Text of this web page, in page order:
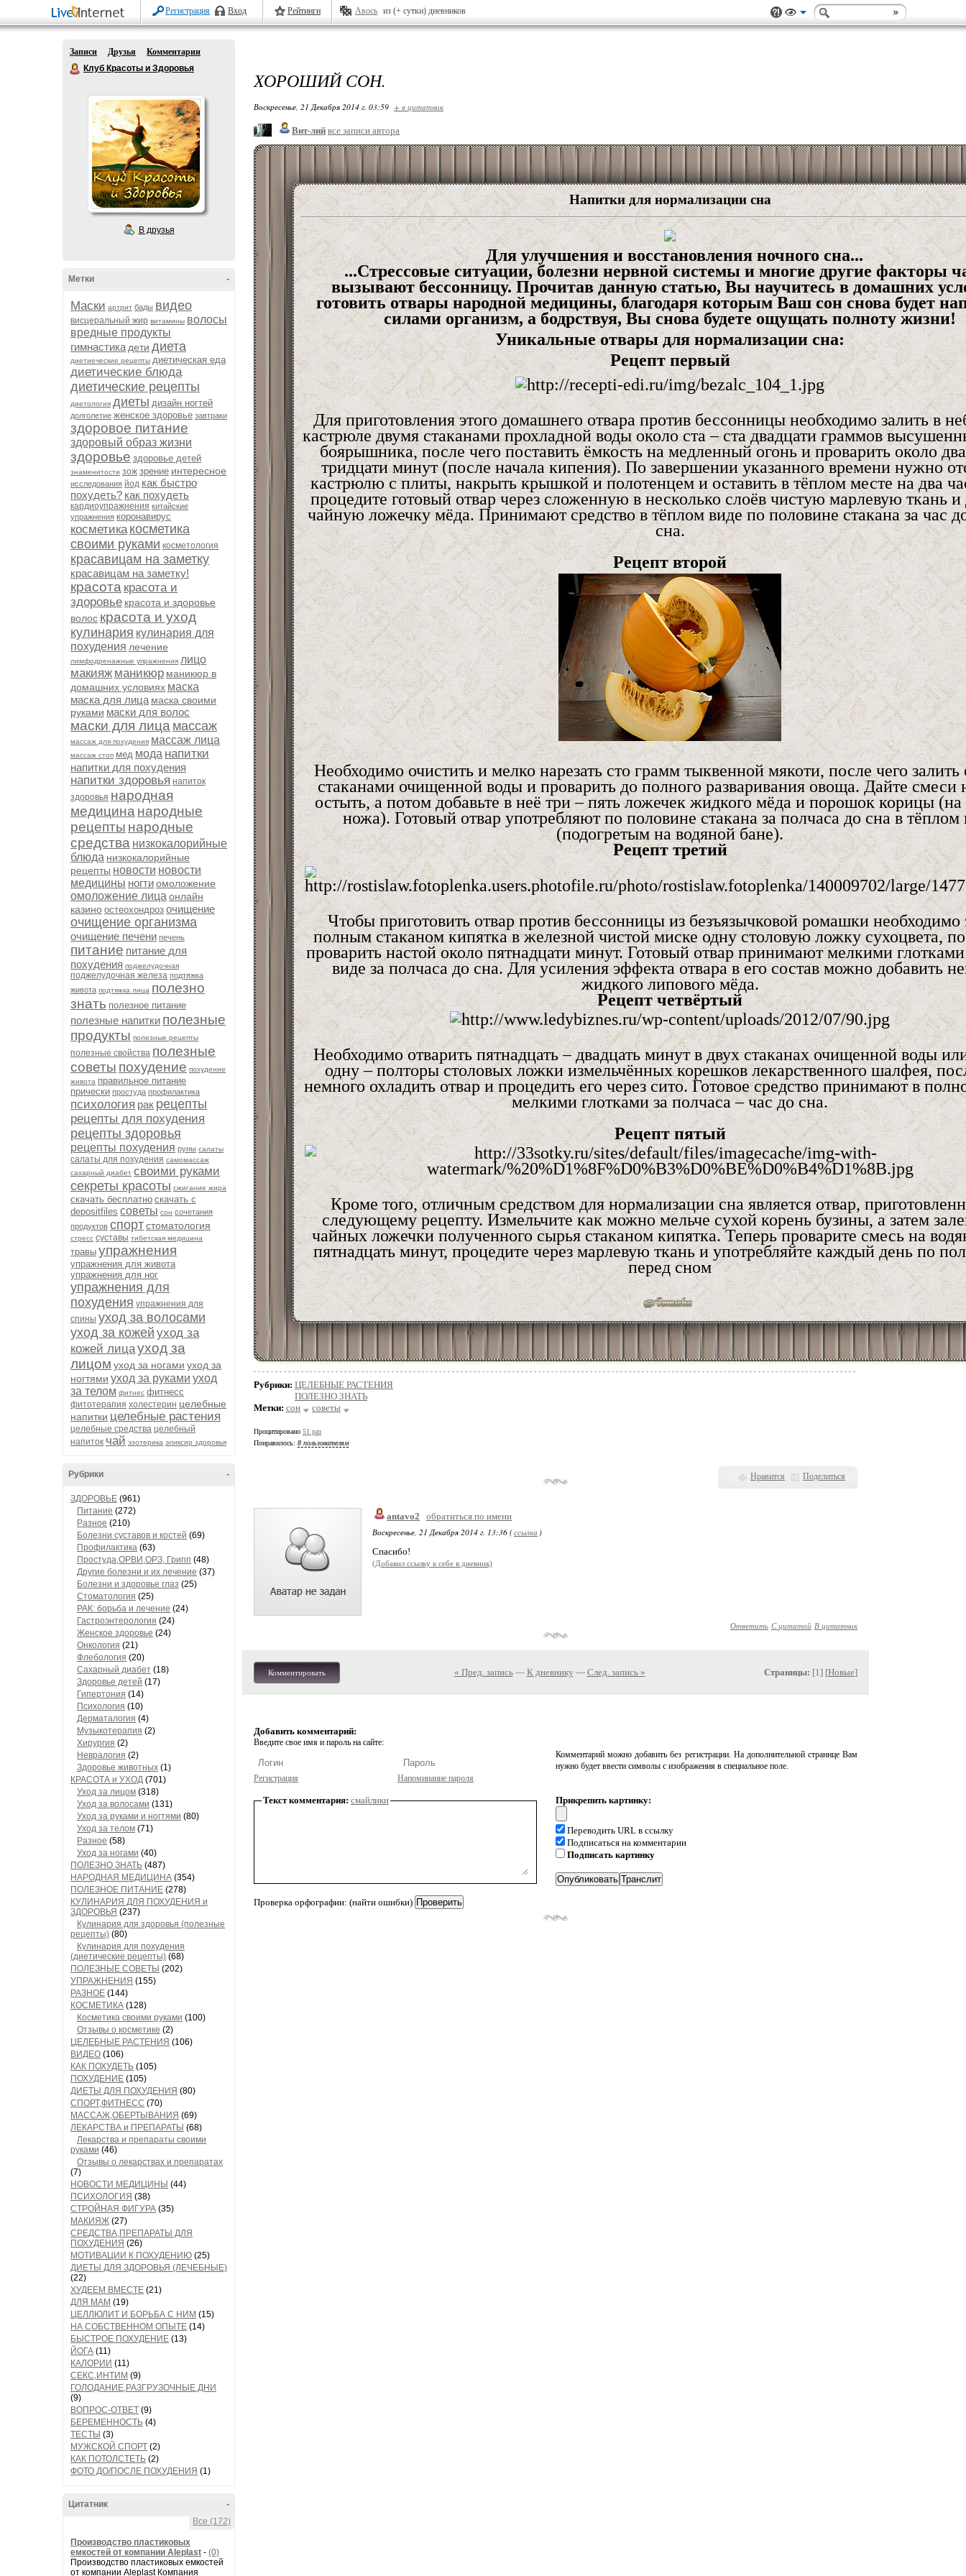
Регистрация Вход Рейтинги Авось из (+ сутки) дневников
Записи Друзья
Комментарии
Клуб Красоты и Здоровья
В друзья
-
Метки
Маски артрит бады видео
висцеральный жир витамины волосы
вредные продукты
гимнастика дети диета
диетиеческие рецепты диетическая еда
диетические блюда
диетические рецепты
диетология диеты дизайн ногтей
долголетие женское здоровье завтраки
здоровое питание
здоровый образ жизни
здоровье здоровье детей
знаменитости зож зрение интересное
исследования йод как быстро
похудеть? как похудеть
кардиоупражнения китайские
упражнения коронавирус
косметика косметика
своими руками косметология
красавицам на заметку
красавицам на заметку!
красота красота и
здоровье красота и здоровье
волос красота и уход
кулинария кулинария для
похудения лечение
лимфодренажные упражнения лицо
макияж маникюр маникюр в
домашних условиях маска
маска для лица маска своими
руками маски для волос
маски для лица массаж
массаж для похудения массаж лица
массаж стоп мед мода напитки
напитки для похудения
напитки здоровья напиток
здоровья народная
медицина народные
рецепты народные
средства низкокалорийные
блюда низкокалорийные
рецепты новости новости
медицины ногтиомоложение
омоложение лица онлайн
казино остеохондроз очищение
очищение организма
очищение печени печень
питание питание для
похудения поджелудочная
поджелудочная железа подтяжка
живота подтяжка лица полезно
знать полезное питание
полезные напитки полезные
продукты полезные рецепты
полезные свойства полезные
советы похудение похудение
живота правильное питание
прически простуда профилактика
психология рак рецепты
рецепты для похудения
рецепты здоровья
рецепты похудения руны салаты
салаты для похудения самомассаж
сахарный диабет своими руками
секреты красоты сжигание жира
скачать бесплатно скачать с
depositfiles советы сон сочетания
продуктов спортстоматология
стресс суставы тибетская медицина
травы упражнения
упражнения для живота
упражнения для ног
упражнения для
похудения упражнения для
спины уход за волосами
уход за кожей уход за
кожей лицауход за
лицом уход за ногами уход за
ногтями уход за руками уход
за телом фитнес фитнесс
фитотерапия холестерин целебные
напитки целебные растения
целебные средства целебный
напиток чай эзотерика эликсир здоровья
-
Рубрики
ЗДОРОВЬЕ (961)
Питание (272)
Разное (210)
Болезни суставов и костей (69)
Профилактика (63)
Простуда,ОРВИ,ОРЗ, Грипп (48)
Другие болезни и их лечение (37)
Болезни и здоровье глаз (25)
Стоматология (25)
РАК: борьба и лечение (24)
Гастроэнтерология (24)
Женское здоровье (24)
Онкология (21)
Флебология (20)
Сахарный диабет (18)
Здоровье детей (17)
Гипертония (14)
Психология (10)
Дерматалогия (4)
Музыкотерапия (2)
Хирургия (2)
Невралогия (2)
Здоровье животных (1)
КРАСОТА и УХОД (701)
Уход за лицом (318)
Уход за волосами (131)
Уход за руками и ногтями (80)
Уход за телом (71)
Разное (58)
Уход за ногами (40)
ПОЛЕЗНО ЗНАТЬ (487)
НАРОДНАЯ МЕДИЦИНА (354)
ПОЛЕЗНОЕ ПИТАНИЕ (278)
КУЛИНАРИЯ ДЛЯ ПОХУДЕНИЯ и
ЗДОРОВЬЯ (237)
Кулинария для здоровья (полезные
рецепты) (80)
Кулинария для похудения
(диетические рецепты) (68)
ПОЛЕЗНЫЕ СОВЕТЫ (202)
УПРАЖНЕНИЯ (155)
РАЗНОЕ (144)
КОСМЕТИКА (128)
Косметика своими руками (100)
Отзывы о косметике (2)
ЦЕЛЕБНЫЕ РАСТЕНИЯ (106)
ВИДЕО (106)
КАК ПОХУДЕТЬ (105)
ПОХУДЕНИЕ (105)
ДИЕТЫ ДЛЯ ПОХУДЕНИЯ (80)
СПОРТ,ФИТНЕСС (70)
МАССАЖ,ОБЕРТЫВАНИЯ (69)
ЛЕКАРСТВА и ПРЕПАРАТЫ (68)
Лекарства и препараты своими
руками (46)
Отзывы о лекарствах и препаратах
(7)
НОВОСТИ МЕДИЦИНЫ (44)
ПСИХОЛОГИЯ (38)
СТРОЙНАЯ ФИГУРА (35)
МАКИЯЖ (27)
СРЕДСТВА,ПРЕПАРАТЫ ДЛЯ
ПОХУДЕНИЯ (26)
МОТИВАЦИИ К ПОХУДЕНИЮ (25)
ДИЕТЫ ДЛЯ ЗДОРОВЬЯ (ЛЕЧЕБНЫЕ)
(22)
ХУДЕЕМ ВМЕСТЕ (21)
ДЛЯ МАМ (19)
ЦЕЛЛЮЛИТ И БОРЬБА С НИМ (15)
НА СОБСТВЕННОМ ОПЫТЕ (14)
БЫСТРОЕ ПОХУДЕНИЕ (13)
ЙОГА (11)
КАЛОРИИ (11)
СЕКС,ИНТИМ (9)
ГОЛОДАНИЕ,РАЗГРУЗОЧНЫЕ ДНИ
(9)
ВОПРОС-ОТВЕТ (9)
БЕРЕМЕННОСТЬ (4)
ТЕСТЫ (3)
МУЖСКОЙ СПОРТ (2)
КАК ПОТОЛСТЕТЬ (2)
ФОТО ДО/ПОСЛЕ ПОХУДЕНИЯ (1)
-
Цитатник
Все (172)
Производство пластиковых
емкостей от компании Aleplast - (0)
Производство пластиковых емкостей
от компании Aleplast Компания
ХОРОШИЙ СОН.
Воскресенье, 21 Декабря 2014 г. 03:59 + в цитатник
Вит-лий все записи автора
Напитки для нормализации сна
Для улучшения и восстановления ночного сна...
...Стрессовые ситуации, болезни нервной системы и многие другие факторы
вызывают бессонницу. Прочитав данную статью, Вы научитесь в домашних
готовить отвары народной медицины, благодаря которым Ваш сон снова будет
силами организм, а бодрствуя, Вы снова будете ощущать полноту жизни!
Уникальные отвары для нормализации сна:
Рецепт первый
Для приготовления этого домашнего отвара против бессонницы необходимо залить в
кастрюле двумя стаканами прохладной воды около ста – ста двадцати граммов
боярышника, после чего поставить ёмкость на медленный огонь и проварить около
тридцати минут (после начала кипения). По завершении указанного времени нужно
кастрюлю с плиты, накрыть крышкой и полотенцем и оставить в тёплом месте на два
процедите готовый отвар через сложенную в несколько слоёв чистую марлевую ткань и
чайную ложечку мёда. Принимают средство в тёплом виде по половине стакана за час
сна.
Рецепт второй
Необходимо очистить и мелко нарезать сто грамм тыквенной мякоти, после чего залить
стаканами очищенной воды и проварить до полного разваривания овоща. Дайте смеси
остыть, а потом добавьте в неё три – пять ложечек жидкого мёда и порошок корицы (на
ножа). Готовый отвар употребляют по половине стакана за полчаса до сна в тёплом
(подогретым на водяной бане).
Рецепт третий
Чтобы приготовить отвар против бессонницы из безъязычковой ромашки необходимо
полным стаканом кипятка в железной чистой миске одну столовую ложку сухоцвета,
проварить настой около пятнадцати минут. Готовый отвар принимают мелкими
виде за полчаса до сна. Для усиления эффекта отвара в его состав можно добавить
жидкого липового мёда.
Рецепт четвёртый
Необходимо отварить пятнадцать – двадцать минут в двух стаканах очищенной воды
одну – полторы столовых ложки измельчённых корешков лекарственного шалфея,
немного охладить отвар и процедить его через сито. Готовое средство принимают в
мелкими глотками за полчаса – час до сна.
Рецепт пятый
Кроме того, отличным средством для нормализации сна является отвар,
следующему рецепту. Измельчите как можно мельче сухой корень бузины, а затем
чайных ложечки полученного сырья стаканом кипятка. Теперь проварите смесь на
пятнадцать минут, процедите через марлевую ткань и употребляйте каждый день по
перед сном
Рубрики: ЦЕЛЕБНЫЕ РАСТЕНИЯ
ПОЛЕЗНО ЗНАТЬ
Метки: сон советы
Процитировано 51 раз
Понравилось: 8 пользователям
Нравится Поделиться
antavo2
обратиться по имени
Воскресенье, 21 Декабря 2014 г. 13:36 (ссылка )
Спасибо!
(Добавил ссылку к себе в дневник)
Ответить С цитатой В цитатник
Комментировать « Пред. запись— К дневнику — След. запись » Страницы: [1] [Новые]
Добавить комментарий:
Введите свое имя и пароль на сайте:
Регистрация Напоминание пароля
Комментарий можно добавить без регистрации. На дополнительной странице Вам
нужно будет ввести символы с изображения в специальное поле.
Текст комментария: смайлики
Проверка орфографии: (найти ошибки)
Прикрепить картинку:
Переводить URL в ссылку
Подписаться на комментарии
Подписать картинку